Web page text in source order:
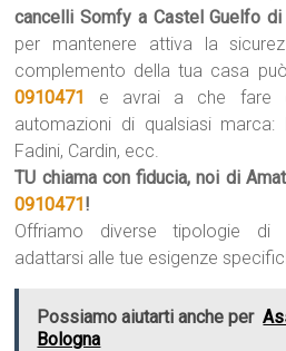
cancelli Somfy a Castel Guelfo di
per mantenere attiva la
complemento della tua casa
0910471
e avrai a che fare
automazioni di qualsiasi marca:
Fadini, Cardin, ecc.
TU chiama con fiducia, noi di
0910471!
Offriamo diverse tipologie di
adattarsi alle tue esigenze
Possiamo aiutarti anche per
Bologna